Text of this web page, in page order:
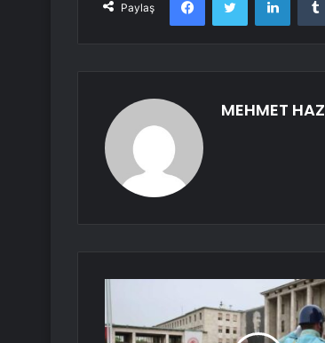
Paylaş
MEHMET